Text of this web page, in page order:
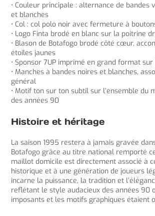
• Couleur principale : alternance de bandes
et blanches
• Col : col polo noir avec fermeture à
• Logo Finta brodé en blanc sur la poitrine
• Blason de Botafogo brodé côté cœur,
étoiles jaunes
• Sponsor 7UP imprimé en grand format
• Manches à bandes noires et blanches,
général
• Motif ton sur ton subtil sur l’ensemble du
des années 90
Histoire et héritage
La saison 1995 restera à jamais gravée
Botafogo grâce au titre national remporté
maillot domicile est directement associé à
historique et à une génération de joueurs
incarne la puissance, la tradition et
reflétant le style audacieux des années 90
imposants et les motifs graphiques étaient